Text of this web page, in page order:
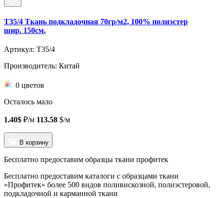
T35/4 Ткань подкладочная 70гр/м2, 100% полиэстер
шир. 150см.
Артикул: T35/4
Производитель: Китай
0 цветов
Осталось мало
1.40$ ₽/м 113.58 $/м
В корзину
Бесплатно предоставим образцы ткани профитек
Бесплатно предоставим каталоги с образцами ткани
«Профитек» более 500 видов поливискозной, полиэстеровой,
подкладочной и карманной ткани